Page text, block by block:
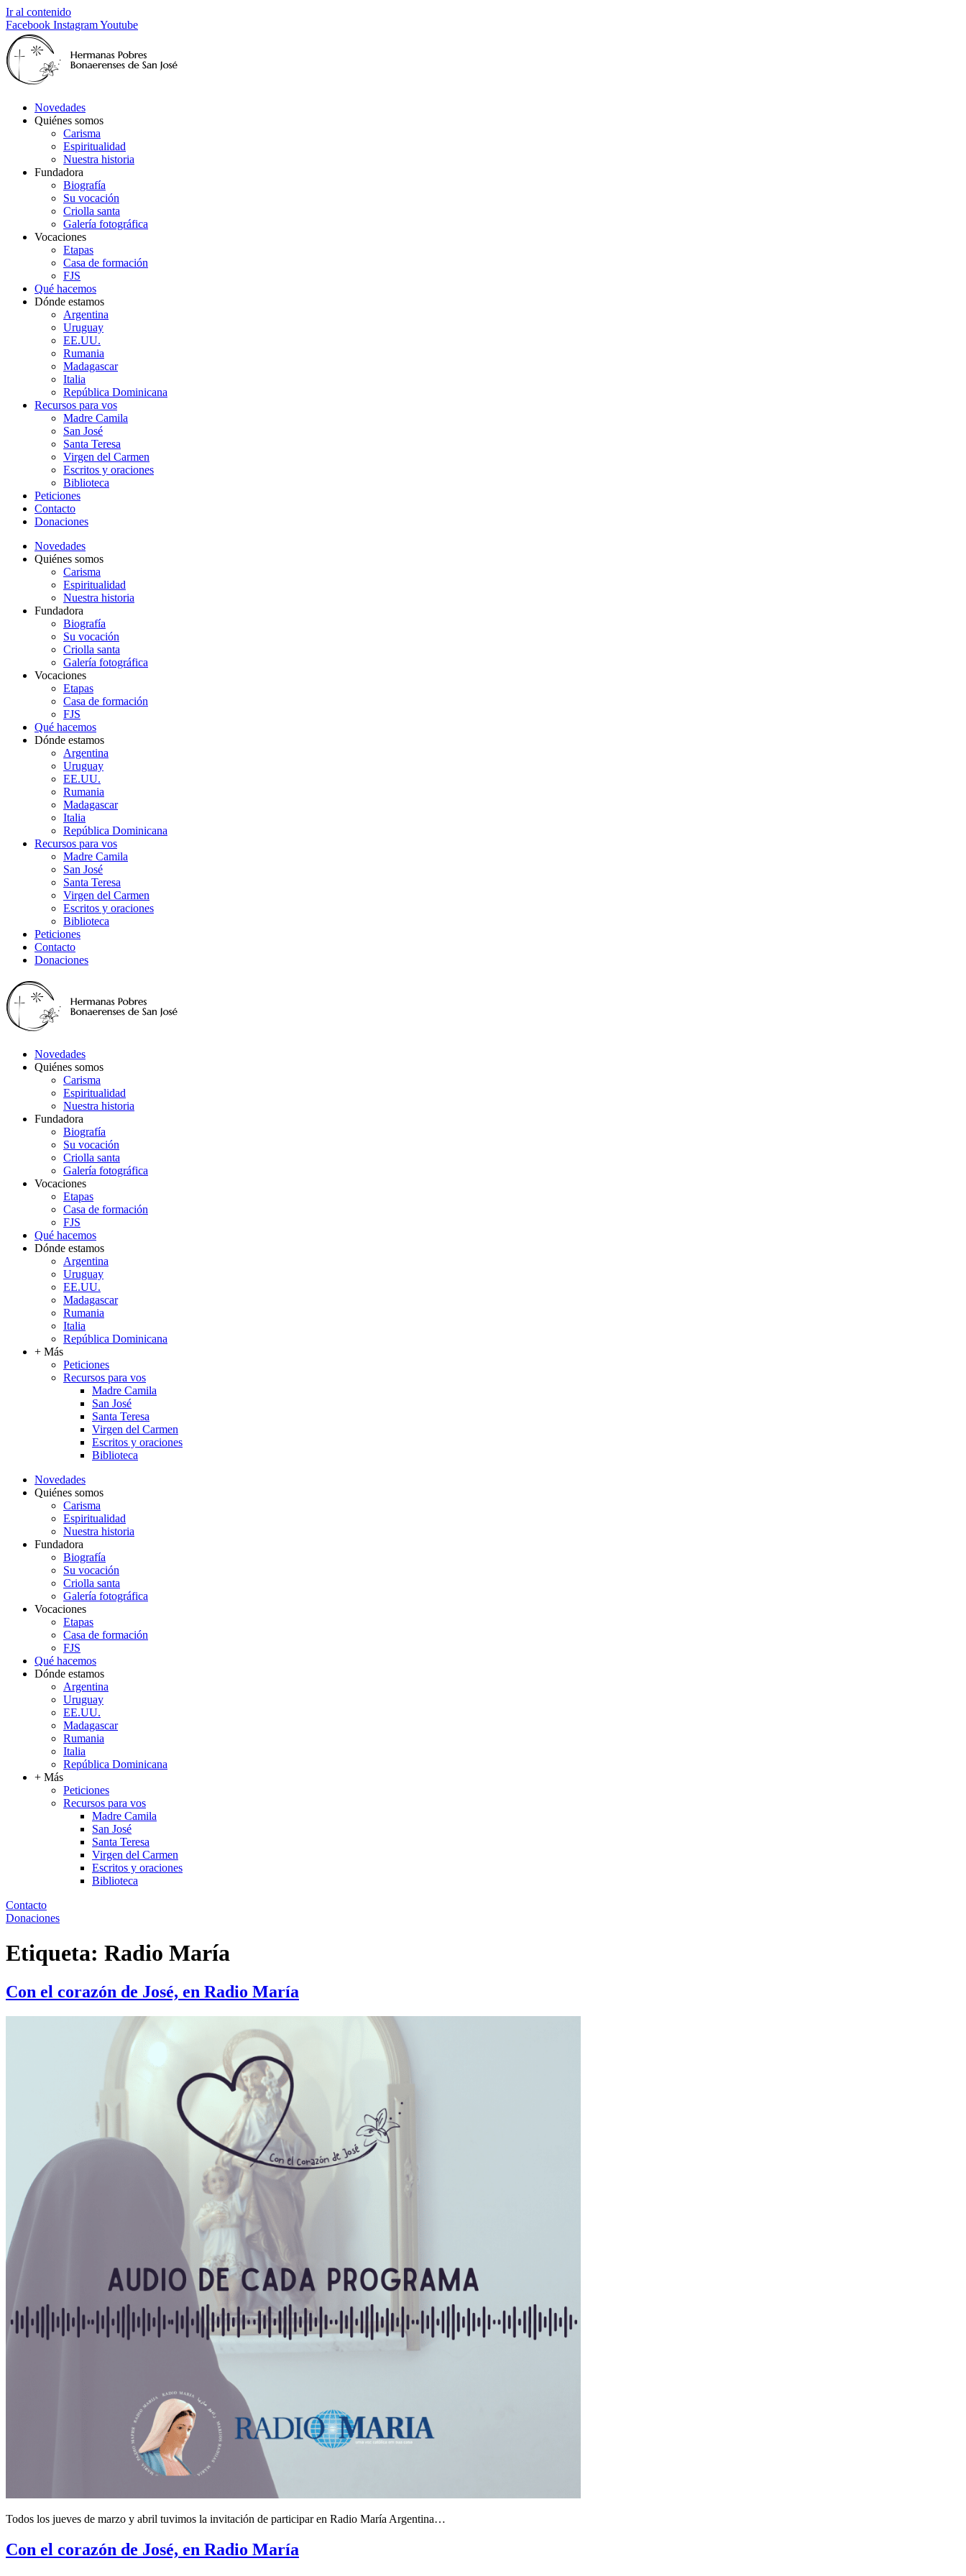
Ir al contenido
Facebook InstagramYoutube
Novedades
Quiénes somos
Carisma
Espiritualidad
Nuestra historia
Fundadora
Biografía
Su vocación
Criolla santa
Galería fotográfica
Vocaciones
Etapas
Casa de formación
FJS
Qué hacemos
Dónde estamos
Argentina
Uruguay
EE.UU.
Rumania
Madagascar
Italia
República Dominicana
Recursos para vos
Madre Camila
San José
Santa Teresa
Virgen del Carmen
Escritos y oraciones
Biblioteca
Peticiones
Contacto
Donaciones
Novedades
Quiénes somos
Carisma
Espiritualidad
Nuestra historia
Fundadora
Biografía
Su vocación
Criolla santa
Galería fotográfica
Vocaciones
Etapas
Casa de formación
FJS
Qué hacemos
Dónde estamos
Argentina
Uruguay
EE.UU.
Rumania
Madagascar
Italia
República Dominicana
Recursos para vos
Madre Camila
San José
Santa Teresa
Virgen del Carmen
Escritos y oraciones
Biblioteca
Peticiones
Contacto
Donaciones
Novedades
Quiénes somos
Carisma
Espiritualidad
Nuestra historia
Fundadora
Biografía
Su vocación
Criolla santa
Galería fotográfica
Vocaciones
Etapas
Casa de formación
FJS
Qué hacemos
Dónde estamos
Argentina
Uruguay
EE.UU.
Madagascar
Rumania
Italia
República Dominicana
+ Más
Peticiones
Recursos para vos
Madre Camila
San José
Santa Teresa
Virgen del Carmen
Escritos y oraciones
Biblioteca
Novedades
Quiénes somos
Carisma
Espiritualidad
Nuestra historia
Fundadora
Biografía
Su vocación
Criolla santa
Galería fotográfica
Vocaciones
Etapas
Casa de formación
FJS
Qué hacemos
Dónde estamos
Argentina
Uruguay
EE.UU.
Madagascar
Rumania
Italia
República Dominicana
+ Más
Peticiones
Recursos para vos
Madre Camila
San José
Santa Teresa
Virgen del Carmen
Escritos y oraciones
Biblioteca
Contacto
Donaciones
Etiqueta: Radio María
Con el corazón de José, en Radio María
Todos los jueves de marzo y abril tuvimos la invitación de participar en Radio María Argentina…
Con el corazón de José, en Radio María